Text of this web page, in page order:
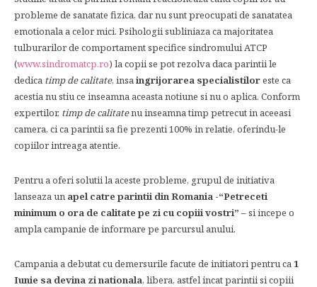
probleme de sanatate fizica, dar nu sunt preocupati de sanatatea
emotionala a celor mici. Psihologii subliniaza ca majoritatea
tulburarilor de comportament specifice sindromului ATCP
(www.sindromatcp.ro) la copii se pot rezolva daca parintii le
dedica timp de calitate, insaingrijorarea specialistiloreste ca
acestia nu stiu ce inseamna aceasta notiune si nu o aplica. Conform
expertilor, timp de calitatenu inseamna timp petrecut in aceeasi
camera, ci ca parintii sa fie prezenti 100% in relatie, oferindu-le
copiilor intreaga atentie.
Pentru a oferi solutii la aceste probleme, grupul de initiativa
lanseaza un apel catre parintii din Romania -“Petreceti
minimum o ora de calitate pe zi cu copiii vostri” –si incepe o
ampla campanie de informare pe parcursul anului.
Campania a debutat cu demersurile facute de initiatori pentru ca1
Iunie sa devina zi nationala, libera, astfel incat parintii si copiii